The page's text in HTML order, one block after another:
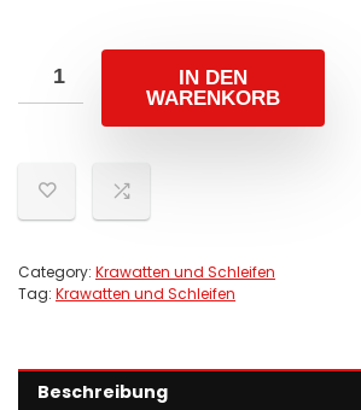
IN DEN
WARENKORB
Category: Krawatten und Schleifen
Tag: Krawatten und Schleifen
Beschreibung